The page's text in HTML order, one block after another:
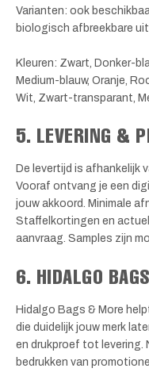
Varianten: ook
biologisch afbreekbare
Kleuren: Zwart, Donker-
Medium-blauw, Oranje,
Wit, Zwart-transparant,
5. LEVERING &
De levertijd is afhankelijk
Vooraf ontvang je een
jouw akkoord. Minimale
Staffelkortingen en
aanvraag. Samples zijn
6. HIDALGO
Hidalgo Bags & More
die duidelijk jouw merk
en drukproef tot levering.
bedrukken van